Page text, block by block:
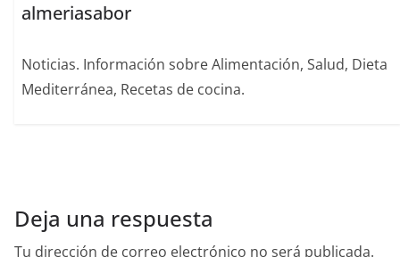
almeriasabor
Noticias. Información sobre Alimentación, Salud, Dieta
Mediterránea, Recetas de cocina.
Deja una respuesta
Tu dirección de correo electrónico no será publicada.